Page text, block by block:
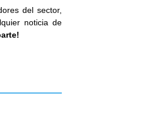
del sector,
noticia de